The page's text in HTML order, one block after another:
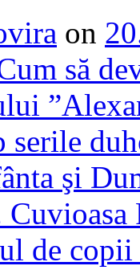
on
să
serile
şi
de